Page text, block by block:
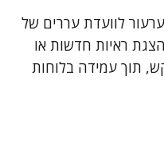
לוועדת עררים של
ראיות חדשות או
תוך עמידה בלוחות